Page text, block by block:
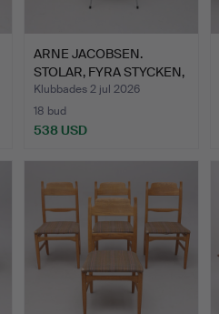
ARNE JACOBSEN.
STOLAR, FYRA STYCKEN,
"SJUA…
Klubbades 2 jul 2026
18 bud
538 USD